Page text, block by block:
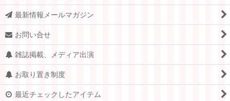
最新情報メールマガジン
お問い合せ
雑誌掲載、メディア出演
お取り置き制度
最近チェックしたアイテム